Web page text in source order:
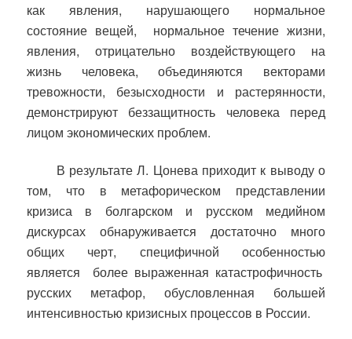
как явления, нарушающего нормальное
состояние вещей,
нормальное течение жизни,
явления, отрицательно воздействующего на
жизнь человека, объединяются векторами
тревожности, безысходности и растерянности,
демонстрируют беззащитность человека перед
лицом экономических проблем.
В результате Л. Цонева приходит к выводу о
том, что в метафорическом представлении
кризиса в болгарском и русском медийном
дискурсах обнаруживается достаточно много
общих черт, специфичной особенностью
является
более выраженная катастрофичность
русских метафор, обусловленная большей
интенсивностью кризисных процессов в России.